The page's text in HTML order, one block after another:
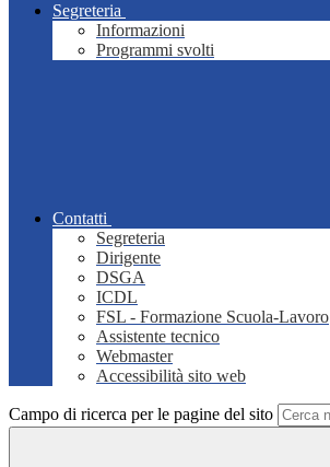
Segreteria
Informazioni
Programmi svolti
Contatti
Segreteria
Dirigente
DSGA
ICDL
FSL - Formazione Scuola-Lavoro
Assistente tecnico
Webmaster
Accessibilità sito web
Campo di ricerca per le pagine del sito